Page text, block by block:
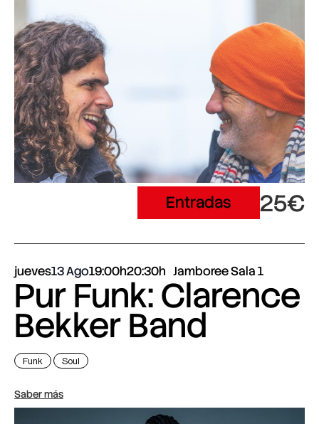
Entradas 25€
jueves13 Ago19:00h20:30h Jamboree Sala 1
Pur Funk: Clarence
Bekker Band
Funk Soul
Saber más